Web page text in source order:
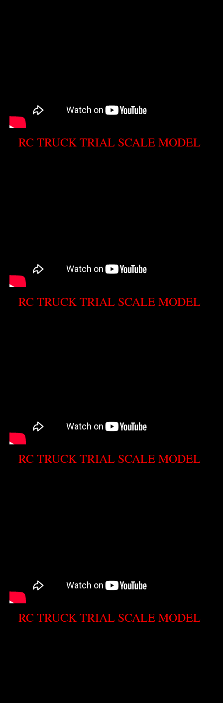
RC TRUCK TRIAL SCALE MODEL
RC TRUCK TRIAL SCALE MODEL
RC TRUCK TRIAL SCALE MODEL
RC TRUCK TRIAL SCALE MODEL